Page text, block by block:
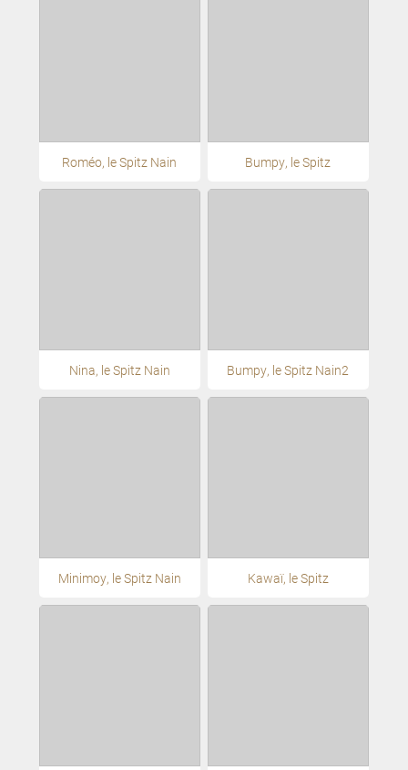
Roméo, le Spitz Nain Bumpy, le Spitz
Nina, le Spitz Nain Bumpy, le Spitz Nain2
Minimoy, le Spitz Nain Kawaï, le Spitz